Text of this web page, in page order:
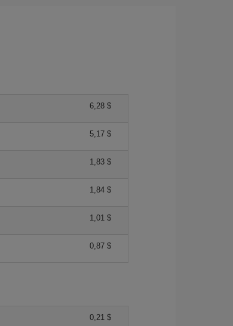
6,28 $
5,17 $
1,83 $
1,84 $
1,01 $
0,87 $
0,21 $